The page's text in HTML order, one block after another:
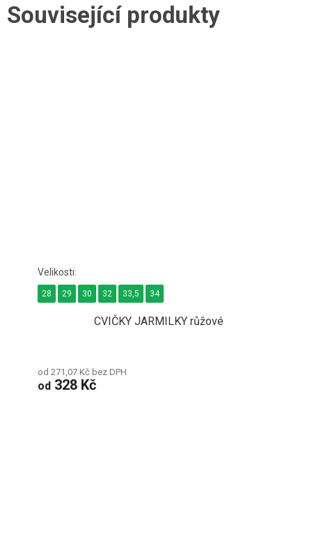
Související produkty
CVIČKY JARMILKY růžové
od 271,07 Kč bez DPH
od 328 Kč
28 29 30 32 33,5 34